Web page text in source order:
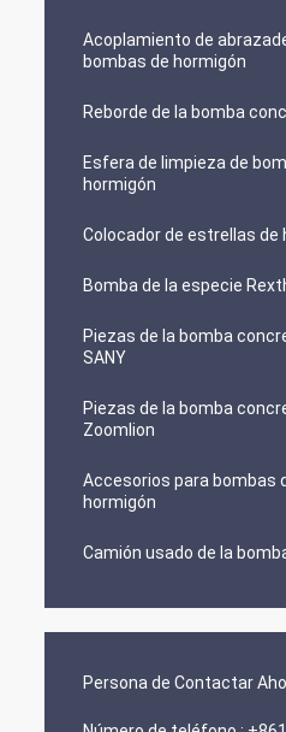
Acoplamiento de
bombas de hormigón
Reborde de la bomba
Esfera de limpieza de
hormigón
Colocador de estrellas de
Bomba de la especie
Piezas de la bomba
SANY
Piezas de la bomba
Zoomlion
Accesorios para bombas
hormigón
Camión usado de la
Persona de Contactar